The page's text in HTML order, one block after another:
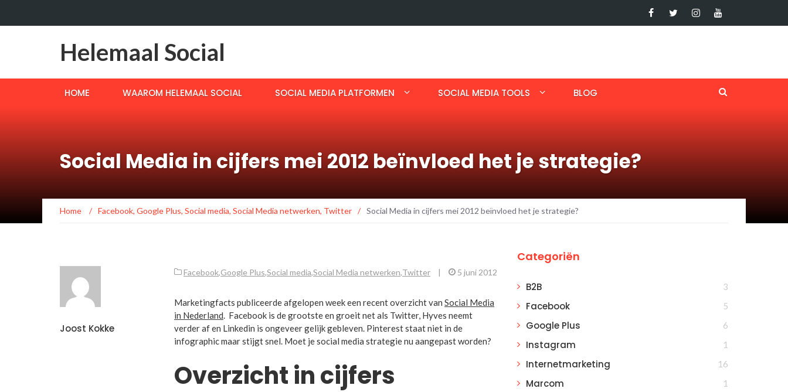
Helemaal Social
HOME WAAROM HELEMAAL SOCIAL SOCIAL MEDIA PLATFORMEN SOCIAL MEDIA TOOLS BLOG
Social Media in cijfers mei 2012 beïnvloed het je strategie?
Home / Facebook, Google Plus, Social media, Social Media netwerken, Twitter / Social Media in cijfers mei 2012 beïnvloed het je strategie?
Joost Kokke
Facebook,Google Plus,Social media,Social Media netwerken,Twitter | 5 juni 2012
Marketingfacts publiceerde afgelopen week een recent overzicht van Social Media
in Nederland. Facebook is de grootste en groeit net als Twitter, Hyves neemt
verder af en Linkedin is ongeveer gelijk gebleven. Pinterest staat niet in de
infographic maar stijgt snel. Moet je social media strategie nu aangepast worden?
Overzicht in cijfers
Categoriën
B2B 3
Facebook 5
Google Plus 6
Instagram 1
Internetmarketing 16
Marcom 1